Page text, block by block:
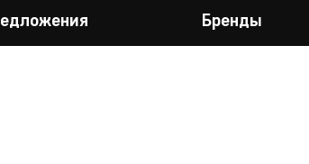
Бренды